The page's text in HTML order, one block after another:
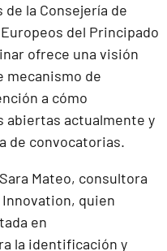
la Consejería de
del Principado
ofrece una visión
mecanismo de
a cómo
abiertas actualmente y
de convocatorias.
Mateo, consultora
Innovation, quien
en
la identificación y